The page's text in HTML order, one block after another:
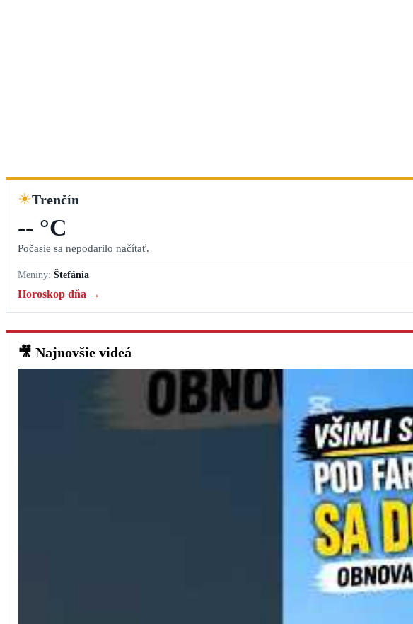
☀Trenčín
-- °C
Počasie sa nepodarilo načítať.
Meniny: Štefánia
Horoskop dňa →
🎥 Najnovšie videá